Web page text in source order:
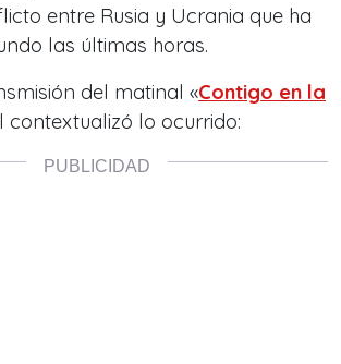
entre Rusia y Ucrania que ha
las últimas horas.
del matinal «Contigo en la
contextualizó lo ocurrido: